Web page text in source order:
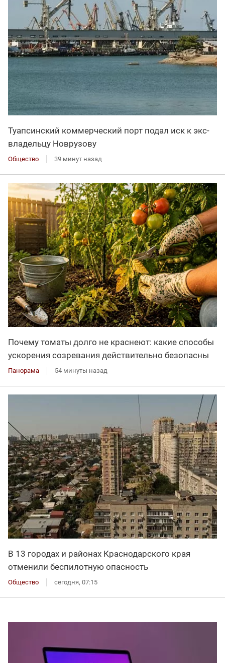
Туапсинский коммерческий порт подал иск к экс-
владельцу Новрузову
Общество 39 минут назад
Почему томаты долго не краснеют: какие способы
ускорения созревания действительно безопасны
Панорама 54 минуты назад
В 13 городах и районах Краснодарского края
отменили беспилотную опасность
Общество сегодня, 07:15